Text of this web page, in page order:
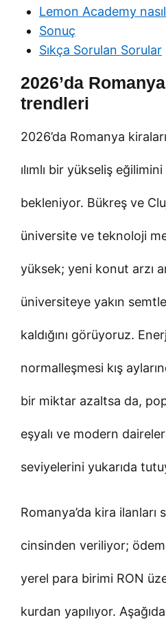
Lemon Academy
Sonuç
Sıkça Sorulan Sorular
2026’da
trendleri
2026’da Romanya
ılımlı bir yükseliş
bekleniyor. Bükreş ve
üniversite ve teknoloji
yüksek; yeni konut arzı
üniversiteye yakın
kaldığını görüyoruz.
normalleşmesi kış
bir miktar azaltsa da,
eşyalı ve modern
seviyelerini yukarıda
Romanya’da kira ilanları
cinsinden veriliyor;
yerel para birimi RON
kurdan yapılıyor.